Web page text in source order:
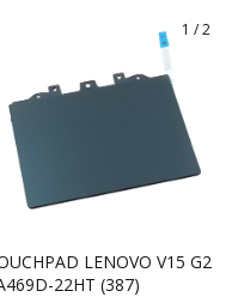
1 /2
LENOVO V15 G2
22HT (387)